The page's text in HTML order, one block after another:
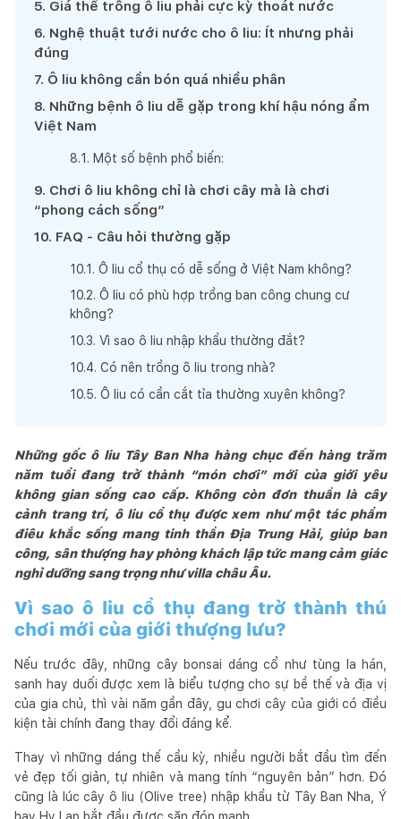
5. Giá thể trồng ô liu phải cực kỳ thoát nước
6. Nghệ thuật tưới nước cho ô liu: Ít nhưng phải
đúng
7. Ô liu không cần bón quá nhiều phân
8. Những bệnh ô liu dễ gặp trong khí hậu nóng ẩm
Việt Nam
8.1 . Một số bệnh phổ biến:
9. Chơi ô liu không chỉ là chơi cây mà là chơi
“phong cách sống”
10. FAQ - Câu hỏi thường gặp
10.1 . Ô liu cổ thụ có dễ sống ở Việt Nam không?
10.2. Ô liu có phù hợp trồng ban công chung cư
không?
10.3. Vì sao ô liu nhập khẩu thường đắt?
10.4. Có nên trồng ô liu trong nhà?
10.5. Ô liu có cần cắt tỉa thường xuyên không?
Những gốc ô liu Tây Ban Nha hàng chục đến hàng trăm
năm tuổi đang trở thành “món chơi” mới của giới yêu
không gian sống cao cấp. Không còn đơn thuần là cây
cảnh trang trí, ô liu cổ thụ được xem như một tác phẩm
điêu khắc sống mang tinh thần Địa Trung Hải, giúp ban
công, sân thượng hay phòng khách lập tức mang cảm giác
nghỉ dưỡng sang trọng như villa châu Âu.
Vì sao ô liu cổ thụ đang trở thành thú
chơi mới của giới thượng lưu?
Nếu trước đây, những cây bonsai dáng cổ như tùng la hán,
sanh hay duối được xem là biểu tượng cho sự bề thế và địa vị
của gia chủ, thì vài năm gần đây, gu chơi cây của giới có điều
kiện tài chính đang thay đổi đáng kể.
Thay vì những dáng thế cầu kỳ, nhiều người bắt đầu tìm đến
vẻ đẹp tối giản, tự nhiên và mang tính “nguyên bản” hơn. Đó
cũng là lúc cây ô liu (Olive tree) nhập khẩu từ Tây Ban Nha, Ý